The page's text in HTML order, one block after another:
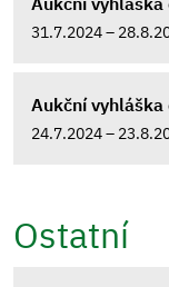
31.7.2024 –
Aukční
24.7.2024 –
Ostatní